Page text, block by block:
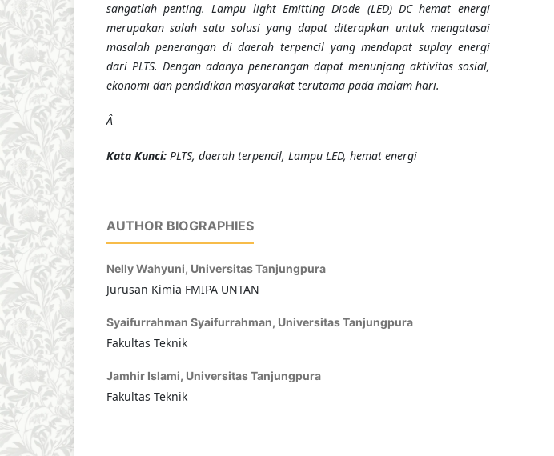
sangatlah penting. Lampu light Emitting Diode (LED) DC hemat energi
merupakan salah satu solusi yang dapat diterapkan untuk mengatasai
masalah penerangan di daerah terpencil yang mendapat suplay energi
dari PLTS. Dengan adanya penerangan dapat menunjang aktivitas sosial,
ekonomi dan pendidikan masyarakat terutama pada malam hari.
Â
Kata Kunci: PLTS, daerah terpencil, Lampu LED, hemat energi
AUTHOR BIOGRAPHIES
Nelly Wahyuni, Universitas Tanjungpura
Jurusan Kimia FMIPA UNTAN
Syaifurrahman Syaifurrahman, Universitas Tanjungpura
Fakultas Teknik
Jamhir Islami, Universitas Tanjungpura
Fakultas Teknik